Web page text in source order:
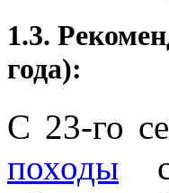
1.3.
года):
С 23-го
походы